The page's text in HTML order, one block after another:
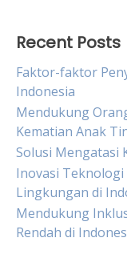
Recent Posts
Faktor-faktor
Indonesia
Mendukung
Kematian Anak
Solusi Mengatasi
Inovasi
Lingkungan di
Mendukung
Rendah di